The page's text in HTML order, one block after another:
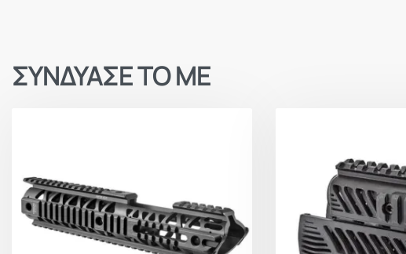
ΣΥΝΔΥΑΣΕ ΤΟ ΜΕ